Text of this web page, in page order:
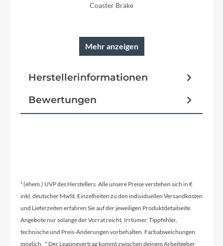
Coaster Brake
Aluminium Lite 6061
ACID PP Rookie small
Vorbau
CUBE Aluminium Lite
Mehr anzeigen
Herstellerinformationen
Bewertungen
¹ (ehem.) UVP des Herstellers. Alle unsere Preise verstehen sich in €
inkl. deutscher MwSt. Einzelheiten zu den individuellen Versandkosten
und Lieferzeiten erfahren Sie auf der jeweiligen Produktdetailseite.
Angebote nur solange der Vorrat reicht. Irrtümer, Tippfehler,
technische und Preis-Änderungen vorbehalten. Farbabweichungen
möglich. * Der Leasingvertrag kommt zwischen deinem Arbeitgeber